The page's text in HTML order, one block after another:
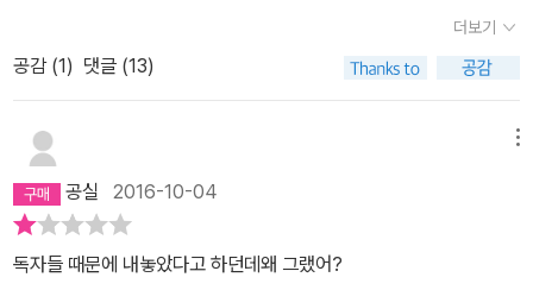
곱씹고 더듬어보는 재미, 언어의 묘미를 잘근잘근 씹어보는 재미, 그
해보는 재미를 느끼다, 문득 이 책, 결혼에 대한 이야기를 하고 있지
않나 하는 생각이 들었다.전편에서 에미는 '결혼은 모순형용'이라고
말한다. 평화는 잠재된 전쟁을, 안락함은 지루함을, 책임과 의무는 은
밀히 욕망하는 무책임과 방종을 동시에 품고 있는 말이 아닌가. 후편
에서도 에미는 결혼이라는 가장 이성적이어야 하는 잔잔한 파도에 대
기 위한것이라고 주장한다. 하지만 사실 그 이유는 표면적일 뿐 서로
그 결별을 핑계삼아 메일교환과 현실의 만남을 지속하고 있다는 것
한다면 그저 숨기고 있는 것일 뿐이니까. 그래서 레오와 에미는 일곱
번째 파도에 자신들의 마음을 맡겨버린다. 모든것이 새롭게 시작는
그 파도에 말이다.전작인 새벽 세시 바람이 부나요? 에서 레오와 에
미가 메일교환으로 서로에 대한 믿음과 감정이 대해 싹 트는 이야기
지만 늘 같은 목적지를 향하죠. 그러나 일곱번째 파도는 조심해야 해
요. 일곱 번째 파도는 예측할 수 없어요. 오랫동안 눈에 띄지 않게 단
조로운 도움닫기를 함께 하면서 앞선 파도들에 자신을 맞추지요. 하
지만 때로는 갑자기 밀려오기도 해요. 일곱 번째 파도는 거리낌 없이,
일곱 번째 파도 사전에 ‘예전’이란 없어요. ‘지금’만 있을 뿐. 그리고
그뒤에는 모든 게 달라져요. 더 좋아질까요, 나빠질까요? 그건 그 파
도에 휩쓸리는 사람, 그 파도에 온전히 몸을 맡길 용기를 가진 사람만
더보기
공감 (1) 댓글 (13)
공실 2016-10-04
독자들 때문에 내놓았다고 하던데왜 그랬어?